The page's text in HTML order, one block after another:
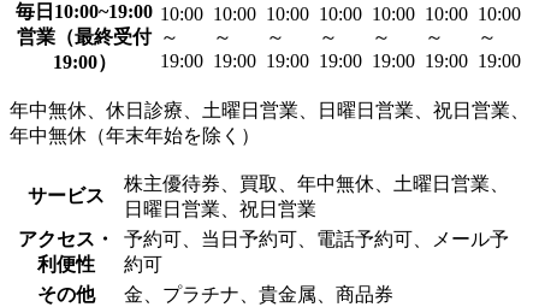
毎日10:00~19:00
営業（最終受付
19:00）
10:00
～
19:00
10:00
～
19:00
10:00
～
19:00
10:00
～
19:00
10:00
～
19:00
10:00
～
19:00
10:00
～
19:00
年中無休、休日診療、土曜日営業、日曜日営業、祝日営業、
年中無休（年末年始を除く）
サービス
株主優待券、買取、年中無休、土曜日営業、
日曜日営業、祝日営業
アクセス・
利便性
予約可、当日予約可、電話予約可、メール予
約可
その他
金、プラチナ、貴金属、商品券